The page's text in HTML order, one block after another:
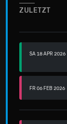
ZULETZT
SA 18 APR 2026
FR 06 FEB 2026